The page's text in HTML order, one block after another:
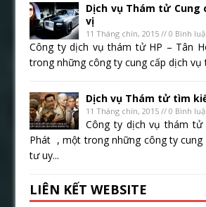
Dịch vụ Thám tử Cung
vị
11 Tháng chín, 2015 // 0 Bình
Công ty dịch vụ thám tử HP – Tân
trong những công ty cung cấp dịch vụ
Dịch vụ Thám tử tìm
11 Tháng chín, 2015 // 0 Bình
Công ty dịch vụ thám tử
Phát , một trong những công ty cung
tư uy...
LIÊN KẾT WEBSITE